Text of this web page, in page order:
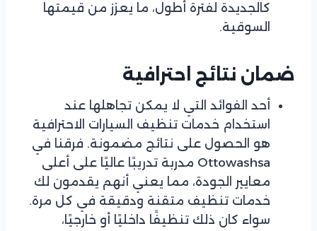
كالجديدة لفترة أطول، ما يعزز من قيمتها
السوقية.
ضمان نتائج احترافية
أحد الفوائد التي لا يمكن تجاهلها عند
استخدام خدمات تنظيف السيارات الاحترافية
هو الحصول على نتائج مضمونة. فرقنا في
Ottowashsa مدربة تدريبًا عاليًا على أعلى
معايير الجودة، مما يعني أنهم يقدمون لك
خدمات تنظيف متقنة ودقيقة في كل مرة.
سواء كان ذلك تنظيفًا داخليًا أو خارجيًا،